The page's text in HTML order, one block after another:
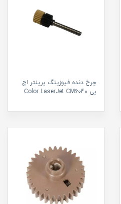
چرخ دنده فیوزینگ پرینتر اچ
پی Color LaserJet CM6040